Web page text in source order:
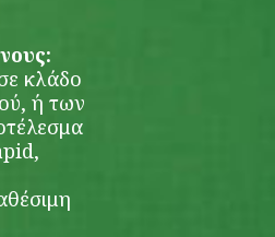
κλάδο
ή των